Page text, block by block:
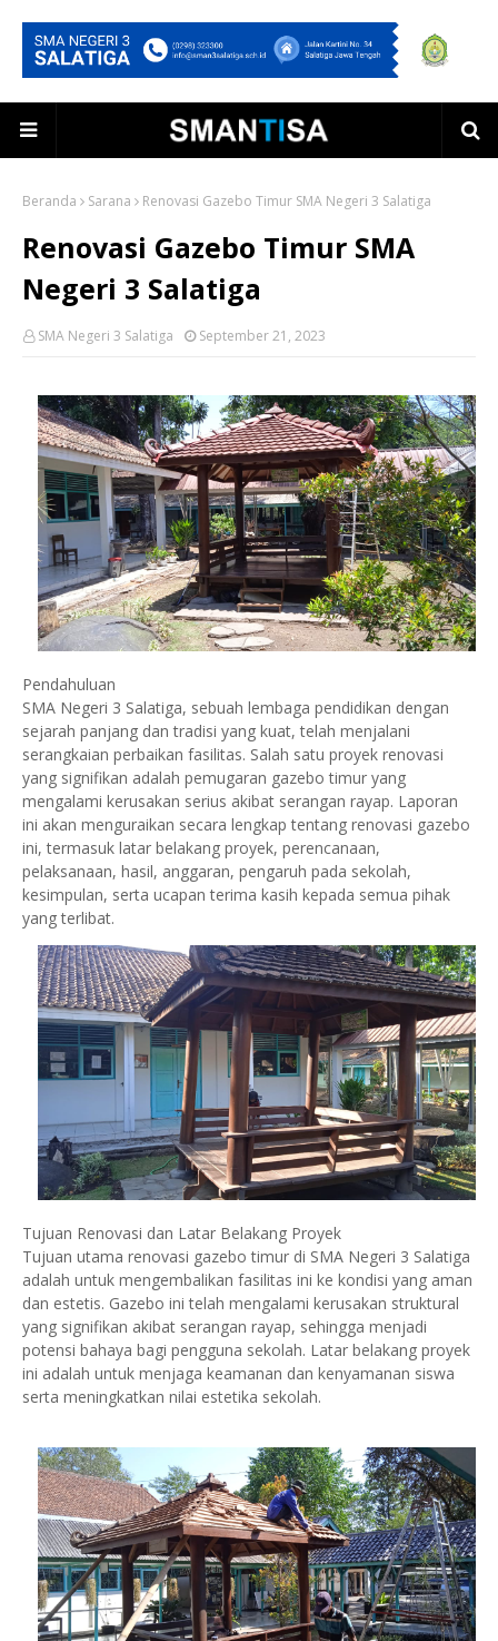
Beranda Sarana Renovasi Gazebo Timur SMA Negeri 3 Salatiga
Renovasi Gazebo Timur SMA
Negeri 3 Salatiga
SMA Negeri 3 Salatiga September 21, 2023
Pendahuluan
SMA Negeri 3 Salatiga, sebuah lembaga pendidikan dengan
sejarah panjang dan tradisi yang kuat, telah menjalani
serangkaian perbaikan fasilitas. Salah satu proyek renovasi
yang signifikan adalah pemugaran gazebo timur yang
mengalami kerusakan serius akibat serangan rayap. Laporan
ini akan menguraikan secara lengkap tentang renovasi gazebo
ini, termasuk latar belakang proyek, perencanaan,
pelaksanaan, hasil, anggaran, pengaruh pada sekolah,
kesimpulan, serta ucapan terima kasih kepada semua pihak
yang terlibat.
Tujuan Renovasi dan Latar Belakang Proyek
Tujuan utama renovasi gazebo timur di SMA Negeri 3 Salatiga
adalah untuk mengembalikan fasilitas ini ke kondisi yang aman
dan estetis. Gazebo ini telah mengalami kerusakan struktural
yang signifikan akibat serangan rayap, sehingga menjadi
potensi bahaya bagi pengguna sekolah. Latar belakang proyek
ini adalah untuk menjaga keamanan dan kenyamanan siswa
serta meningkatkan nilai estetika sekolah.